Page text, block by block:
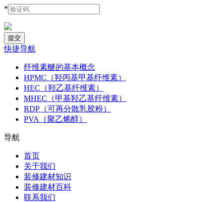
*
快捷导航
纤维素醚的基本概念
HPMC（羟丙基甲基纤维素）
HEC（羟乙基纤维素）
MHEC（甲基羟乙基纤维素）
RDP（可再分散乳胶粉）
PVA（聚乙烯醇）
导航
首页
关于我们
装修建材知识
装修建材百科
联系我们